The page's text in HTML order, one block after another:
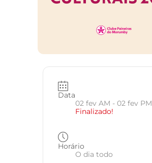
Data
02 fev AM - 02 fev PM
Finalizado!
Horário
O dia todo